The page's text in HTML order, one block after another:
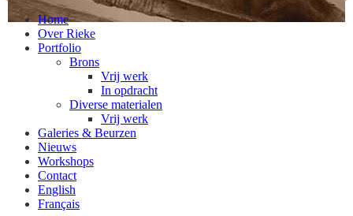
Home
Over Rieke
Portfolio
Brons
Vrij werk
In opdracht
Diverse materialen
Vrij werk
Galeries & Beurzen
Nieuws
Workshops
Contact
English
Français